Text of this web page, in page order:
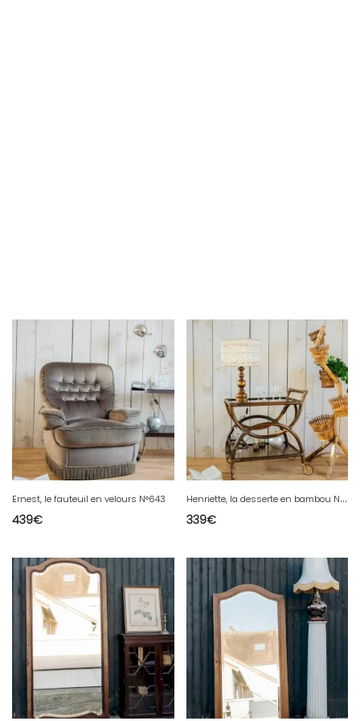
Ernest, le fauteuil en velours N°643
439€
H
enriette, la desserte en bambou N°147
339€